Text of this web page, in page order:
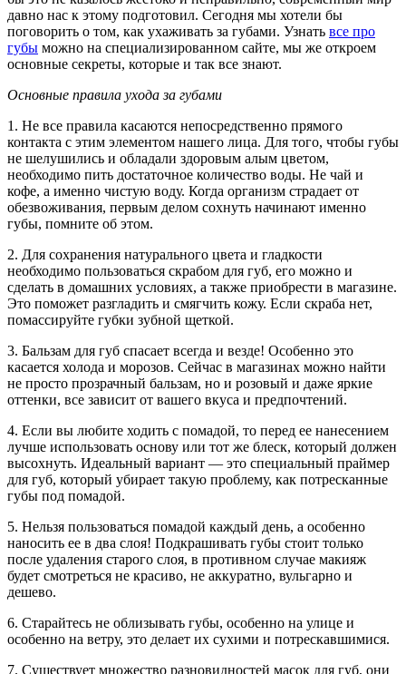
давно нас к этому подготовил. Сегодня мы хотели бы
поговорить о том, как ухаживать за губами. Узнать все про
губы можно на специализированном сайте, мы же откроем
основные секреты, которые и так все знают.
Основные правила ухода за губами
1. Не все правила касаются непосредственно прямого
контакта с этим элементом нашего лица. Для того, чтобы губы
не шелушились и обладали здоровым алым цветом,
необходимо пить достаточное количество воды. Не чай и
кофе, а именно чистую воду. Когда организм страдает от
обезвоживания, первым делом сохнуть начинают именно
губы, помните об этом.
2. Для сохранения натурального цвета и гладкости
необходимо пользоваться скрабом для губ, его можно и
сделать в домашних условиях, а также приобрести в магазине.
Это поможет разгладить и смягчить кожу. Если скраба нет,
помассируйте губки зубной щеткой.
3. Бальзам для губ спасает всегда и везде! Особенно это
касается холода и морозов. Сейчас в магазинах можно найти
не просто прозрачный бальзам, но и розовый и даже яркие
оттенки, все зависит от вашего вкуса и предпочтений.
4. Если вы любите ходить с помадой, то перед ее нанесением
лучше использовать основу или тот же блеск, который должен
высохнуть. Идеальный вариант — это специальный праймер
для губ, который убирает такую проблему, как потресканные
губы под помадой.
5. Нельзя пользоваться помадой каждый день, а особенно
наносить ее в два слоя! Подкрашивать губы стоит только
после удаления старого слоя, в противном случае макияж
будет смотреться не красиво, не аккуратно, вульгарно и
дешево.
6. Старайтесь не облизывать губы, особенно на улице и
особенно на ветру, это делает их сухими и потрескавшимися.
7. Существует множество разновидностей масок для губ, они